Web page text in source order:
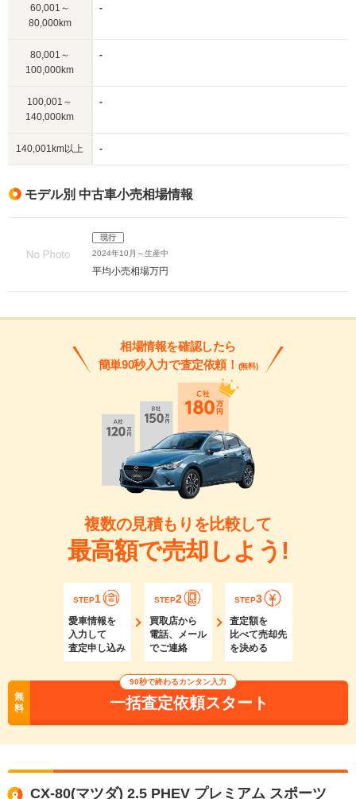
60,001～
80,000km
-
80,001～
100,000km
-
100,001～
140,000km
-
140,001km以上 -
モデル別 中古車小売相場情報
現行
2024年10月～生産中
平均小売相場万円
相場情報を確認したら
簡単90秒入力で査定依頼！ (無料)
複数の見積もりを比較して
最高額で売却しよう!
STEP1
愛車情報を
入力して
査定申し込み
STEP2
買取店から
電話、メール
でご連絡
STEP3
査定額を
比べて売却先
を決める
無
料
90秒で終わるカンタン入力
一括査定依頼スタート
CX-80(マツダ) 2.5 PHEV プレミアム スポーツ